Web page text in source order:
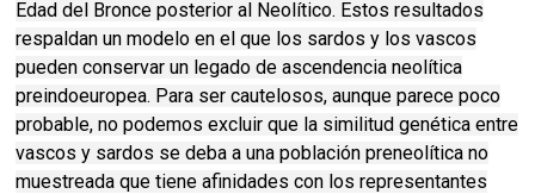
Edad del Bronce posterior al Neolítico. Estos resultados
respaldan un modelo en el que los sardos y los vascos
pueden conservar un legado de ascendencia neolítica
preindoeuropea. Para ser cautelosos, aunque parece poco
probable, no podemos excluir que la similitud genética entre
vascos y sardos se deba a una población preneolítica no
muestreada que tiene afinidades con los representantes